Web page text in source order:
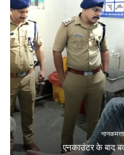
नानकमत्ता
एनकाउंटर के बाद